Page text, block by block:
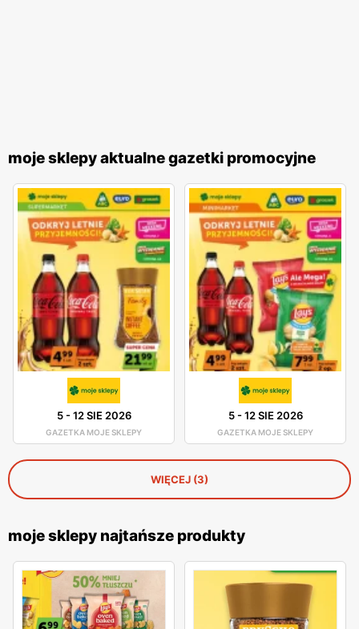
moje sklepy aktualne gazetki promocyjne
5-12 SIE 2026
GAZETKA MOJE SKLEPY
5-12 SIE 2026
GAZETKA MOJE SKLEPY
WIĘCEJ (3)
moje sklepy najtańsze produkty